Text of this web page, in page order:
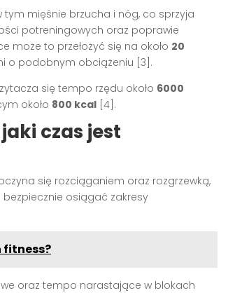
tym mięśnie brzucha i nóg, co sprzyja
potreningowych oraz poprawie
może to przełożyć się na około 20
o podobnym obciążeniu [3] .
się tempo rzędu około 6000
około 800 kcal [4] .
czas jest
się rozciąganiem oraz rozgrzewką,
bezpiecznie osiągać zakresy
fitness?
oraz tempo narastające w blokach